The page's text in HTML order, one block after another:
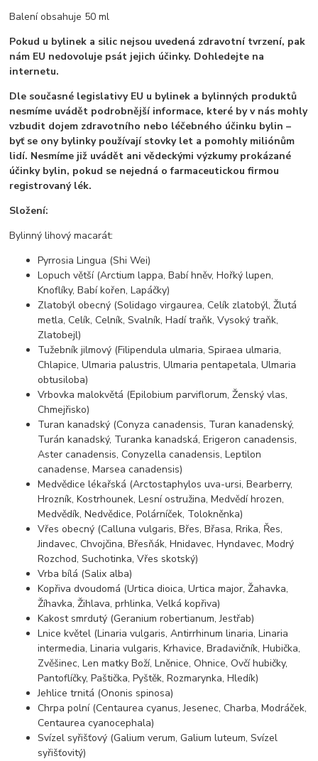
Balení obsahuje 50 ml
Pokud u bylinek a silic nejsou uvedená zdravotní tvrzení, pak
nám EU nedovoluje psát jejich účinky. Dohledejte na
internetu.
Dle současné legislativy EU u bylinek a bylinných produktů
nesmíme uvádět podrobnější informace, které by v nás mohly
vzbudit dojem zdravotního nebo léčebného účinku bylin –
byť se ony bylinky používají stovky let a pomohly miliónům
lidí. Nesmíme již uvádět ani vědeckými výzkumy prokázané
účinky bylin, pokud se nejedná o farmaceutickou firmou
registrovaný lék.
Složení:
Bylinný lihový macarát:
Pyrrosia Lingua (Shi Wei)
Lopuch větší (Arctium lappa, Babí hněv, Hořký lupen,
Knoflíky, Babí kořen, Lapáčky)
Zlatobýl obecný (Solidago virgaurea, Celík zlatobýl, Žlutá
metla, Celík, Celník, Svalník, Hadí traňk, Vysoký traňk,
Zlatobejl)
Tužebník jilmový (Filipendula ulmaria, Spiraea ulmaria,
Chlapice, Ulmaria palustris, Ulmaria pentapetala, Ulmaria
obtusiloba)
Vrbovka malokvětá (Epilobium parviflorum, Ženský vlas,
Chmejřisko)
Turan kanadský (Conyza canadensis, Turan kanadenský,
Turán kanadský, Turanka kanadská, Erigeron canadensis,
Aster canadensis, Conyzella canadensis, Leptilon
canadense, Marsea canadensis)
Medvědice lékařská (Arctostaphylos uva-ursi, Bearberry,
Hrozník, Kostrhounek, Lesní ostružina, Medvědí hrozen,
Medvědík, Nedvědice, Polárníček, Tolokněnka)
Vřes obecný (Calluna vulgaris, Břes, Břasa, Rrika, Řes,
Jindavec, Chvojčina, Břesňák, Hnidavec, Hyndavec, Modrý
Rozchod, Suchotinka, Vřes skotský)
Vrba bílá (Salix alba)
Kopřiva dvoudomá (Urtica dioica, Urtica major, Žahavka,
Žíhavka, Žihlava, prhlinka, Velká kopřiva)
Kakost smrdutý (Geranium robertianum, Jestřab)
Lnice květel (Linaria vulgaris, Antirrhinum linaria, Linaria
intermedia, Linaria vulgaris, Krhavice, Bradavičník, Hubička,
Zvěšinec, Len matky Boží, Lněnice, Ohnice, Ovčí hubičky,
Pantoflíčky, Paštička, Pyštěk, Rozmarynka, Hledík)
Jehlice trnitá (Ononis spinosa)
Chrpa polní (Centaurea cyanus, Jesenec, Charba, Modráček,
Centaurea cyanocephala)
Svízel syřišťový (Galium verum, Galium luteum, Svízel
syřišťovitý)